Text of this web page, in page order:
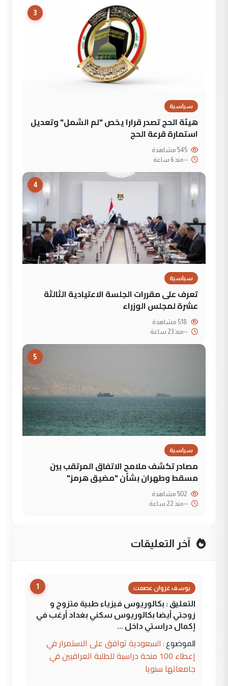
3
سياسية
هيئة الحج تصدر قرارا يخص "لم الشمل" وتعديل
استمارة قرعة الحج
--منذ 6 ساعة
4
سياسية
تعرف على مقررات الجلسة الاعتيادية الثالثة
عشرة لمجلس الوزراء
--منذ 23 ساعة
5
سياسية
مصادر تكشف ملامح الاتفاق المرتقب بين
مسقط وطهران بشأن "مضيق هرمز"
--منذ 22 ساعة
آخر التعليقات
1 يوسف غزوان عصمت
التعليق : بكالوريوس فيزياء طبية متزوج و
زوجتي أيضا بكالوريوس سكني بغداد أرغب في
إكمال دراستي داخل ...
الموضوع : السعودية توافق على الاستمرار في
إعطاء 100 منحة دراسية للطلبة العراقيين في
جامعاتها سنويا